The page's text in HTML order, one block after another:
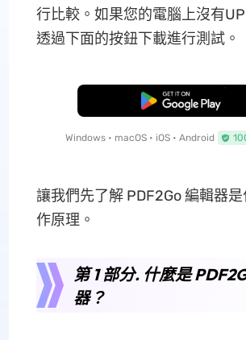
行比較。如果您的電腦上沒有
透過下面的按鈕下載進行測試。
免費下載
Windows • macOS • iOS • Android
讓我們先了解 PDF2Go 編輯器
作原理。
第 1 部分. 什麼是
器？